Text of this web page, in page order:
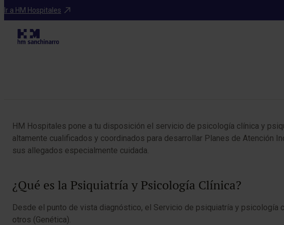
Ir a HM Hospitales
Especialidades
HM Hospitales pone a tu disposición el servicio de psicología clínica y
altamente cualificados y coordinados para desarrollar Planes de Atención
sus allegados especialmente cuidada.
¿Qué es la Psiquiatría y Psicología Clínica?
Desde el punto de vista diagnóstico, el Servicio de psiquiatría y
otros (Genética).